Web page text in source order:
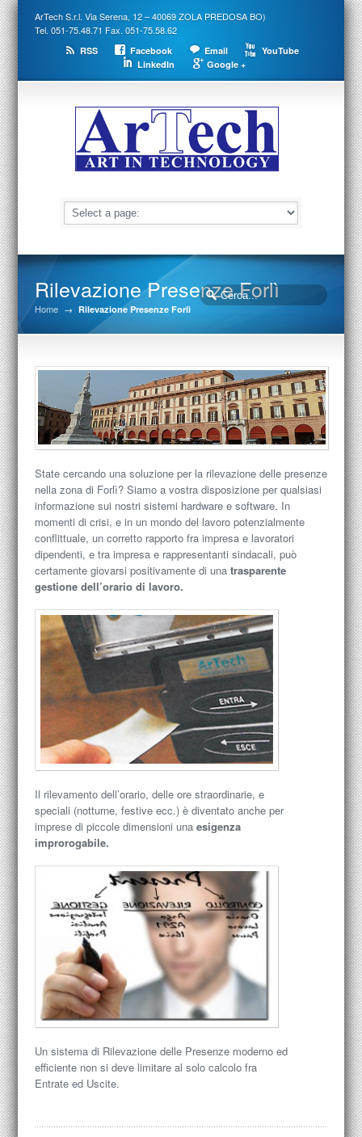
ArTech S.r.l. Via Serena, 12 – 40069 ZOLA PREDOSA BO)
Tel. 051-75.48.71 Fax. 051-75.58.62
RSS Facebook Email
YouTube
LinkedIn
Google +
Rilevazione Presenze Forlì
Home → Rilevazione Presenze Forlì
State cercando una soluzione per la rilevazione delle presenze
nella zona di Forlì? Siamo a vostra disposizione per qualsiasi
informazione sui nostri sistemi hardware e software. In
momenti di crisi, e in un mondo del lavoro potenzialmente
conflittuale, un corretto rapporto fra impresa e lavoratori
dipendenti, e tra impresa e rappresentanti sindacali, può
certamente giovarsi positivamente di una trasparente
gestione dell’orario di lavoro.
Il rilevamento dell’orario, delle ore straordinarie, e
speciali (notturne, festive ecc.) è diventato anche per
imprese di piccole dimensioni una esigenza
improrogabile.
Un sistema di Rilevazione delle Presenze moderno ed
efficiente non si deve limitare al solo calcolo fra
Entrate ed Uscite.